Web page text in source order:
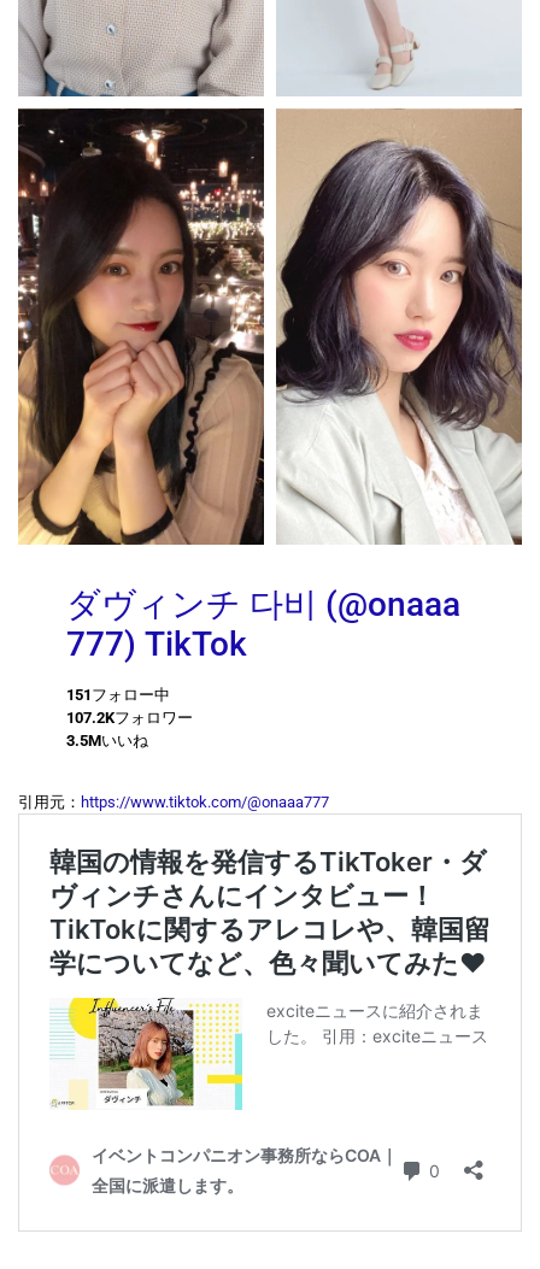
ダヴィンチ 다비 (@onaaa
777) TikTok
151フォロー中
107.2Kフォロワー
3.5Mいいね
引用元： https://www.tiktok.com/@onaaa777